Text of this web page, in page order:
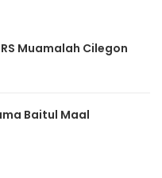
Muamalah Cilegon
Baitul Maal